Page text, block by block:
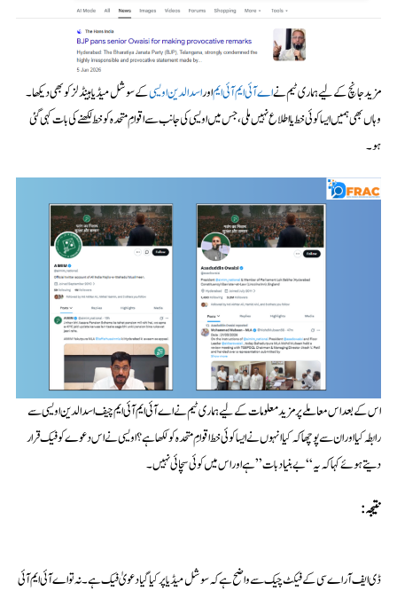
مزید جانچ کے لیے ہماری ٹیم نےاے آئی ایم آئی ایماوراسدالدین اویسیکے سوشل میڈیا ہینڈلز کو بھی دیکھا۔
وہاں بھی ہمیں ایسا کوئی خط یا اطلاع نہیں ملی، جس میں اویسی کی جانب سے اقوامِ متحدہ کو خط لکھنے کی بات کہی گئی
ہو۔
اس کے بعد اس معاملے پر مزید معلومات کے لیے ہماری ٹیم نے اے آئی ایم آئی ایم چیف اسدالدین اویسی سے
رابطہ کیا اور ان سے پوچھا کہ کیا انہوں نے ایسا کوئی خط اقوامِ متحدہ کو لکھا ہے؟ اویسی نے اس دعوے کو فیک قرار
دیتے ہوئے کہا کہ یہ “بے بنیاد بات” ہے اور اس میں کوئی سچائی نہیں۔
نتیجہ:
ڈی ایف آر اے سی کے فیکٹ چیک سے واضح ہے کہ سوشل میڈیا پر کیا گیا دعویٰ فیک ہے۔ نہ تو اے آئی ایم آئی